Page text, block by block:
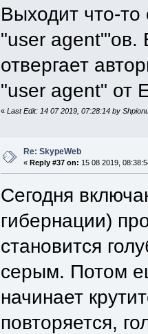
Выходит что-
"user agent"'ов.
отвергает
"user agent" от
«Last Edit: 14 07 2019, 07:28:14 by
Re: SkypeWeb
« Reply #37 on: 15 08 2019,
Сегодня
гибернации)
становится
серым. Потом
начинает
повторяется,